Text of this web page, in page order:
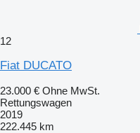
12
Fiat DUCATO
23.000 € Ohne MwSt.
Rettungswagen
2019
222.445 km